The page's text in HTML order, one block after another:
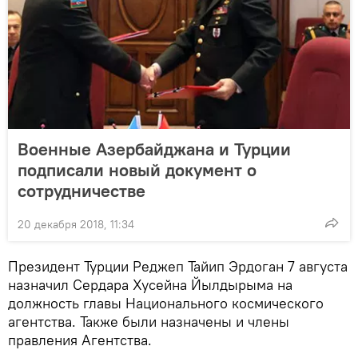
Военные Азербайджана и Турции
подписали новый документ о
сотрудничестве
20 декабря 2018, 11:34
Президент Турции Реджеп Тайип Эрдоган 7 августа
назначил Сердара Хусейна Йылдырыма на
должность главы Национального космического
агентства. Также были назначены и члены
правления Агентства.